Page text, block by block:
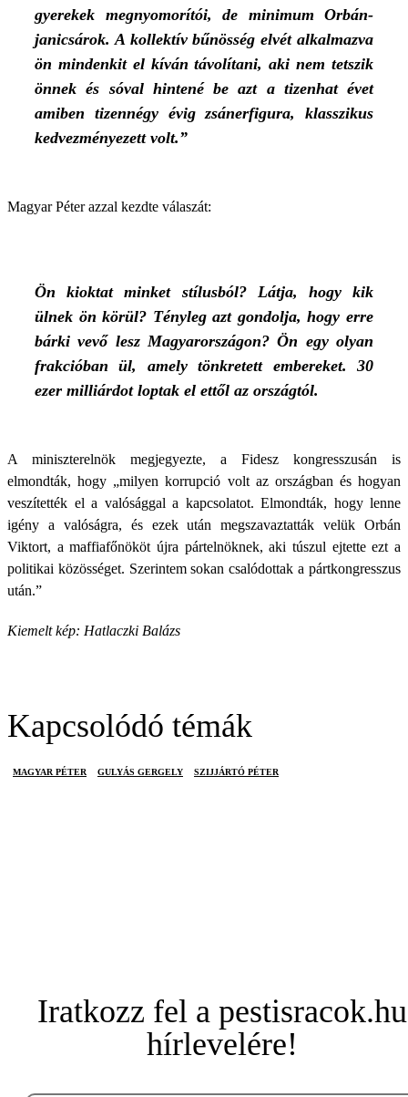
gyerekek megnyomorítói, de minimum Orbán-
janicsárok. A kollektív bűnösség elvét alkalmazva
ön mindenkit el kíván távolítani, aki nem tetszik
önnek és sóval hintené be azt a tizenhat évet
amiben tizennégy évig zsánerfigura, klasszikus
kedvezményezett volt.”
Magyar Péter azzal kezdte válaszát:
Ön kioktat minket stílusból? Látja, hogy kik
ülnek ön körül? Tényleg azt gondolja, hogy erre
bárki vevő lesz Magyarországon? Ön egy olyan
frakcióban ül, amely tönkretett embereket. 30
ezer milliárdot loptak el ettől az országtól.
A miniszterelnök megjegyezte, a Fidesz kongresszusán is
elmondták, hogy „milyen korrupció volt az országban és hogyan
veszítették el a valósággal a kapcsolatot. Elmondták, hogy lenne
igény a valóságra, és ezek után megszavaztatták velük Orbán
Viktort, a maffiafőnököt újra pártelnöknek, aki túszul ejtette ezt a
politikai közösséget. Szerintem sokan csalódottak a pártkongresszus
után.”
Kiemelt kép: Hatlaczki Balázs
Kapcsolódó témák
MAGYAR PÉTER GULYÁS GERGELY SZIJJÁRTÓ PÉTER
Iratkozz fel a pestisracok.hu
hírlevelére!